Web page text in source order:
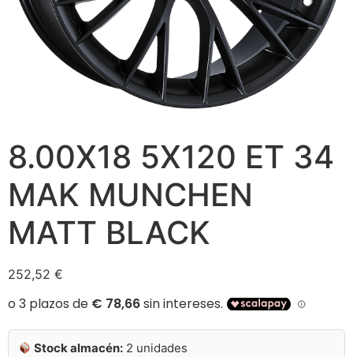
8.00X18 5X120 ET 34
MAK MUNCHEN
MATT BLACK
252,52 €
Stock almacén: 2 unidades